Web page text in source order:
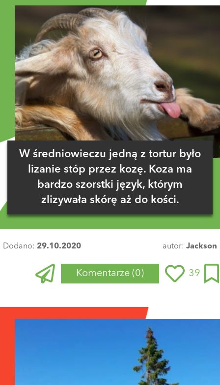
W średniowieczu jedną z tortur było
lizanie stóp przez kozę. Koza ma
bardzo szorstki język, którym
zlizywała skórę aż do kości.
Dodano: 29.10.2020 autor: Jackson
Komentarze (0) 39